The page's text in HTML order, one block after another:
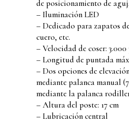
de posicionamiento de
– Iluminación LED
– Dedicado para zapatos
cuero, etc.
– Velocidad de coser: 3.000
– Longitud de puntada
– Dos opciones de
mediante palanca manual
mediante la palanca
– Altura del poste: 17 cm
– Lubricación central